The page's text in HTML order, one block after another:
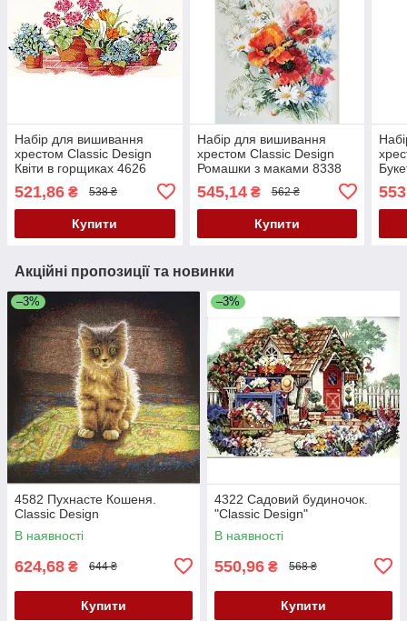
Набір для вишивання
хрестом Classic Design
Квіти в горщиках 4626
521,86 ₴ 538 ₴
Купити
Набір для вишивання
хрестом Classic Design
Ромашки з маками 8338
545,14₴ 562 ₴
Купити
Акційні пропозиції та новинки
–3%
4582 Пухнасте Кошеня.
Classic Design
В наявності
624,68 ₴ 644 ₴
Купити
–3%
4322 Садовий будиночок.
"Classic Design"
В наявності
550,96 ₴ 568 ₴
Купити